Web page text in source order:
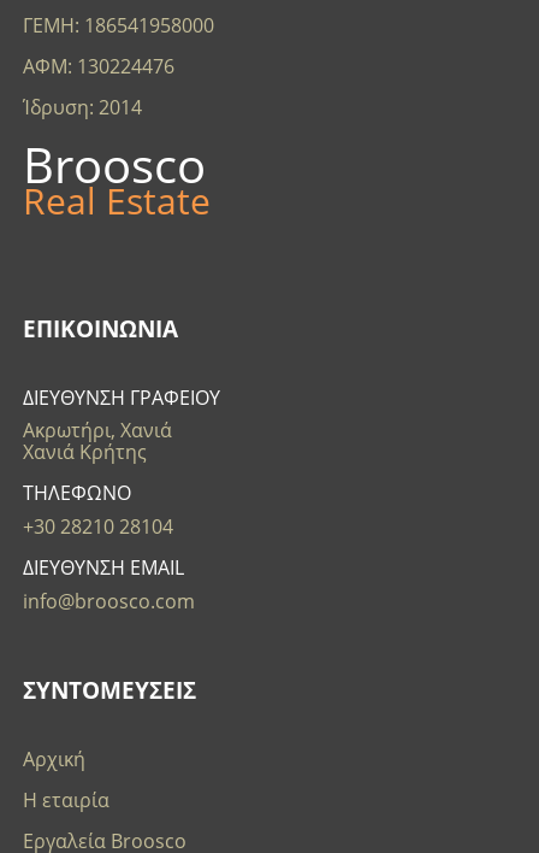
ΓΕΜΗ: 186541958000
ΑΦΜ: 130224476
Ίδρυση: 2014
Broosco
Real Estate
ΕΠΙΚΟΙΝΩΝΊΑ
ΔΙΕΥΘΥΝΣΗ ΓΡΑΦΕΙΟΥ
Ακρωτήρι, Χανιά
Χανιά Κρήτης
ΤΗΛΕΦΩΝΟ
+30 28210 28104
ΔΙΕΥΘΥΝΣΗ EMAIL
info@broosco.com
ΣΥΝΤΟΜΕΥΣΕΙΣ
Αρχική
Η εταιρία
Εργαλεία Broosco